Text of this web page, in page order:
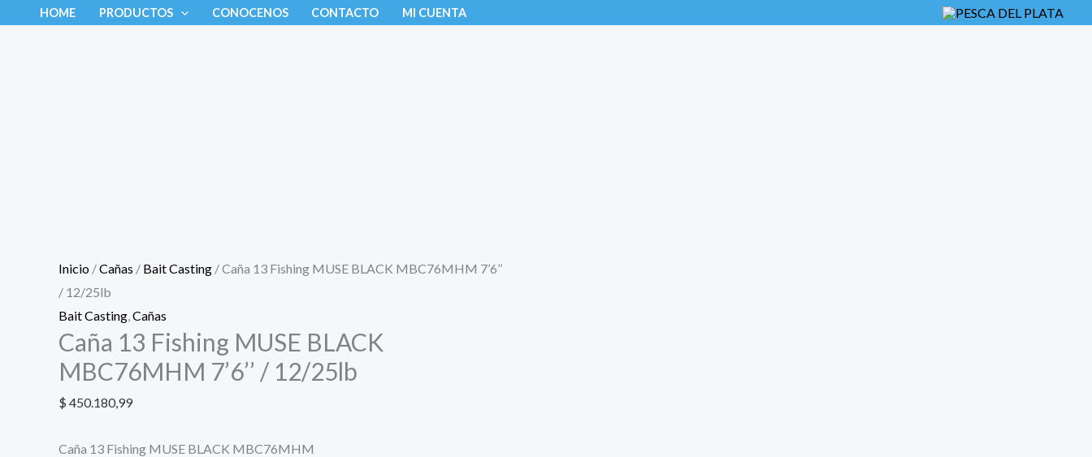
HOME PRODUCTOS CONOCENOS CONTACTO MI CUENTA
Inicio /Cañas / Bait Casting / Caña 13 Fishing MUSE BLACK MBC76MHM 7’6’’
/ 12/25lb
Bait Casting Cañas
Caña 13 Fishing MUSE BLACK
MBC76MHM 7’6’’ / 12/25lb
$ 450.180,99
Caña 13 Fishing MUSE BLACK MBC76MHM
Caña